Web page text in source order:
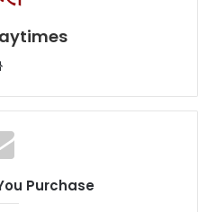
Website
Purchase